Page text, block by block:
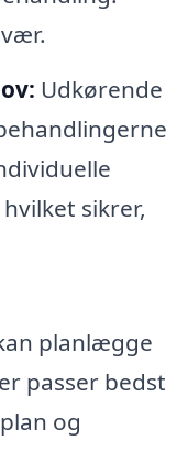
Udkørende
sikrer,
planlægge
passer bedst
og